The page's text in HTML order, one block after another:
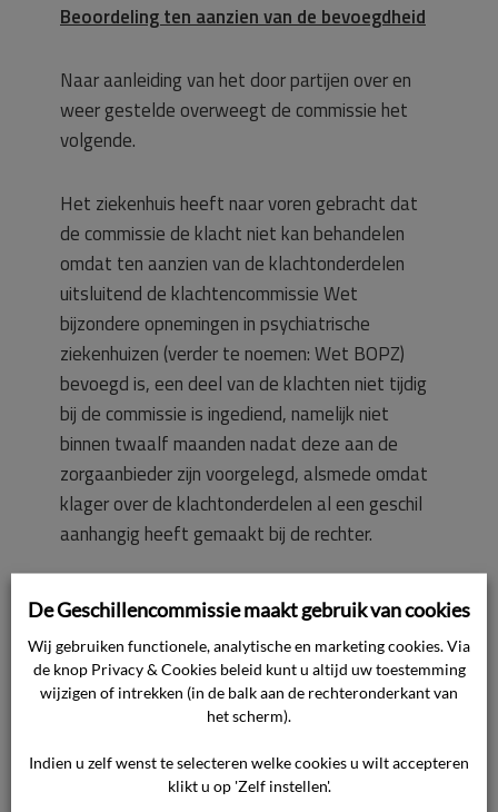
Beoordeling ten aanzien van de bevoegdheid
Naar aanleiding van het door partijen over en
weer gestelde overweegt de commissie het
volgende.
Het ziekenhuis heeft naar voren gebracht dat
de commissie de klacht niet kan behandelen
omdat ten aanzien van de klachtonderdelen
uitsluitend de klachtencommissie Wet
bijzondere opnemingen in psychiatrische
ziekenhuizen (verder te noemen: Wet BOPZ)
bevoegd is, een deel van de klachten niet tijdig
bij de commissie is ingediend, namelijk niet
binnen twaalf maanden nadat deze aan de
zorgaanbieder zijn voorgelegd, alsmede omdat
klager over de klachtonderdelen al een geschil
aanhangig heeft gemaakt bij de rechter.
Klager verblijft bij de zorginstelling op basis van
een rechterlijke machtiging in het kader van de
Wet BOPZ. De commissie dient daarom eerst
te beoordelen of zij bevoegd is om over de
klacht van klager te oordelen. In dat verband is
gezondheidszorg zowel het in de Wet kwaliteit,
De Geschillencommissie maakt gebruik van cookies
Wij gebruiken functionele, analytische en marketing cookies. Via
de knop Privacy & Cookies beleid kunt u altijd uw toestemming
wijzigen of intrekken (in de balk aan de rechteronderkant van
het scherm).
Indien u zelf wenst te selecteren welke cookies u wilt accepteren
klikt u op 'Zelf instellen'.